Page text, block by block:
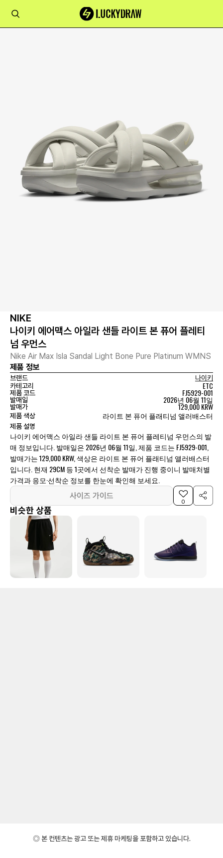
NIKE
나이키 에어맥스 아일라 샌들 라이트 본 퓨어 플레티
넘 우먼스
Nike Air Max Isla Sandal Light Bone Pure Platinum WMNS
제품 정보
브랜드
나이키
카테고리
ETC
제품 코드 FJ5929-001
발매일 2026년 06월 11일
발매가 129,000 KRW
제품 색상 라이트 본 퓨어 플래티넘 앨러배스터
제품 설명
나이키 에어맥스 아일라 샌들 라이트 본 퓨어 플레티넘 우먼스의 발
매 정보입니다. 발매일은 2026년 06월 11일, 제품 코드는 FJ5929-001,
발매가는 129,000 KRW, 색상은 라이트 본 퓨어 플래티넘 앨러배스터
입니다. 현재 29CM 등 1곳에서 선착순 발매가 진행 중이니 발매처별
가격과 응모·선착순 정보를 한눈에 확인해 보세요.
사이즈 가이드
0
비슷한 상품
◎ 본 컨텐츠는 광고 또는 제휴 마케팅을 포함하고 있습니다.